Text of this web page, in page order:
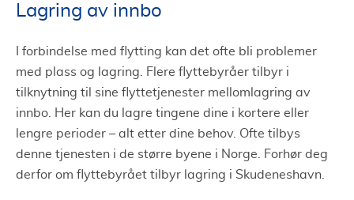
Lagring av innbo
I forbindelse med flytting kan det ofte bli problemer
med plass og lagring. Flere flyttebyråer tilbyr i
tilknytning til sine flyttetjenester mellomlagring av
innbo. Her kan du lagre tingene dine i kortere eller
lengre perioder – alt etter dine behov. Ofte tilbys
denne tjenesten i de større byene i Norge. Forhør deg
derfor om flyttebyrået tilbyr lagring i Skudeneshavn.